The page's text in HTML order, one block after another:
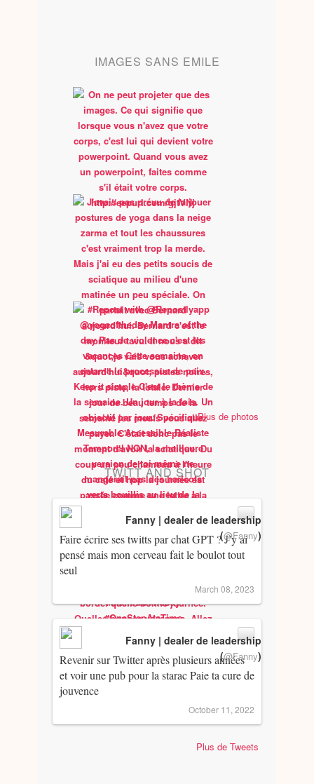
IMAGES SANS EMILE
Plus de photos
TWITT AND SHOT
Faire écrire ses twitts par chat GPT ? J’y ai
pensé mais mon cerveau fait le boulot tout
seul
Fanny | dealer de leadership
(@Fanny)
March 08, 2023
Revenir sur Twitter après plusieurs années
et voir une pub pour la starac Paie ta cure de
jouvence
Fanny | dealer de leadership
(@Fanny)
October 11, 2022
Plus de Tweets